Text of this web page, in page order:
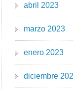
abril 2023
marzo 2023
enero 2023
diciembre